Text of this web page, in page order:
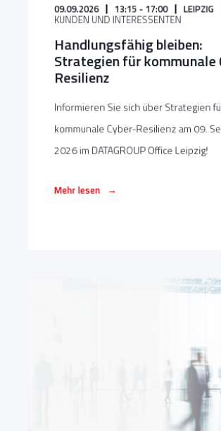
09.09.2026 13:15 - 17:00 LEIPZIG
KUNDEN UND INTERESSENTEN
Handlungsfähig bleiben:
Strategien für kommunale
Resilienz
Informieren Sie sich über Strategien
kommunale Cyber-Resilienz am 09.
2026 im DATAGROUP Office Leipzig!
Mehr lesen →